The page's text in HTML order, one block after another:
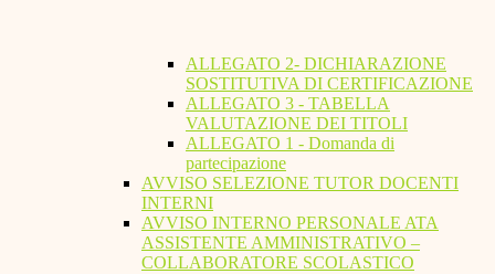
ALLEGATO 2- DICHIARAZIONE
SOSTITUTIVA DI CERTIFICAZIONE
ALLEGATO 3 - TABELLA
VALUTAZIONE DEI TITOLI
ALLEGATO 1 - Domanda di
partecipazione
AVVISO SELEZIONE TUTOR DOCENTI
INTERNI
AVVISO INTERNO PERSONALE ATA
ASSISTENTE AMMINISTRATIVO –
COLLABORATORE SCOLASTICO